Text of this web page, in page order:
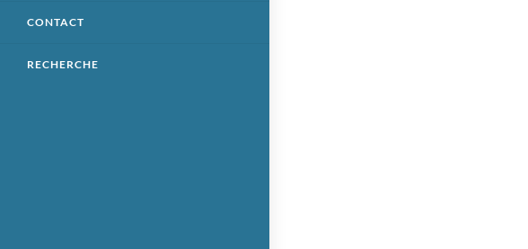
CONTACT
RECHERCHE